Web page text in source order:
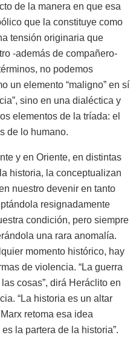
de la manera en que esa
que la constituye como
tensión originaria que
-además de compañero-
no podemos
un elemento “maligno” en sí
sino en una dialéctica y
elementos de la tríada: el
de lo humano.
y en Oriente, en distintas
historia, la conceptualizan
nuestro devenir en tanto
resignadamente
condición, pero siempre
una rara anomalía.
momento histórico, hay
de violencia. “La guerra
cosas”, dirá Heráclito en
“La historia es un altar
retoma esa idea
la partera de la historia”.